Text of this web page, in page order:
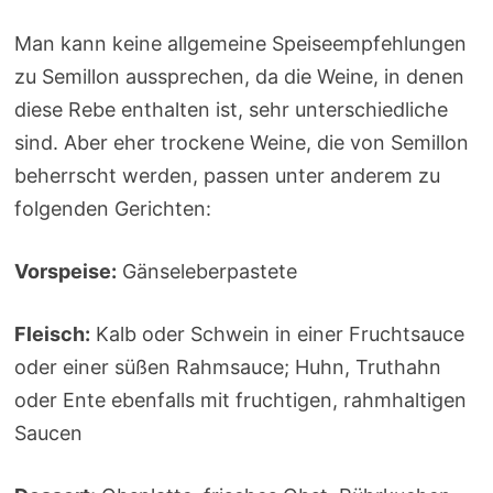
Man kann keine allgemeine Speiseempfehlungen
zu Semillon aussprechen, da die Weine, in denen
diese Rebe enthalten ist, sehr unterschiedliche
sind. Aber eher trockene Weine, die von Semillon
beherrscht werden, passen unter anderem zu
folgenden Gerichten:
Vorspeise: Gänseleberpastete
Fleisch: Kalb oder Schwein in einer Fruchtsauce
oder einer süßen Rahmsauce; Huhn, Truthahn
oder Ente ebenfalls mit fruchtigen, rahmhaltigen
Saucen